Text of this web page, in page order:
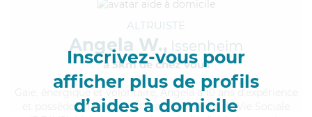
Inscrivez-vous pour
afficher plus de profils
d’aides à domicile
ALTRUISTE
Angela W., Issenheim
à 5km de chez Vous
, énergique et volontaire, Angela a 10 ans d'expérience
et possède un diplôme d'État d'Auxiliaire de Vie Sociale